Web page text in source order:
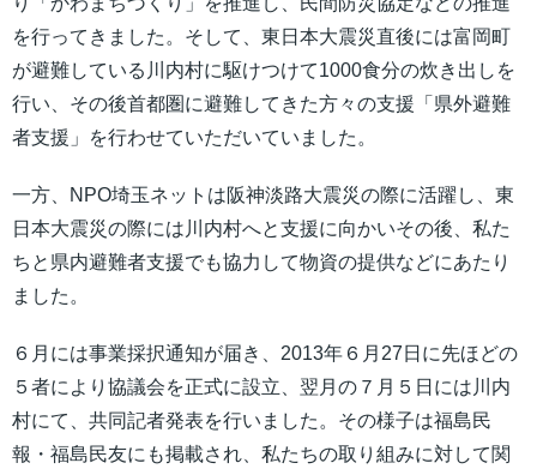
を行ってきました。そして、東日本大震災直後には富岡町
が避難している川内村に駆けつけて1000食分の炊き出しを
行い、その後首都圏に避難してきた方々の支援「県外避難
者支援」を行わせていただいていました。
一方、NPO埼玉ネットは阪神淡路大震災の際に活躍し、東
日本大震災の際には川内村へと支援に向かいその後、私た
ちと県内避難者支援でも協力して物資の提供などにあたり
ました。
６月には事業採択通知が届き、2013年６月27日に先ほどの
５者により協議会を正式に設立、翌月の７月５日には川内
村にて、共同記者発表を行いました。その様子は福島民
報・福島民友にも掲載され、私たちの取り組みに対して関